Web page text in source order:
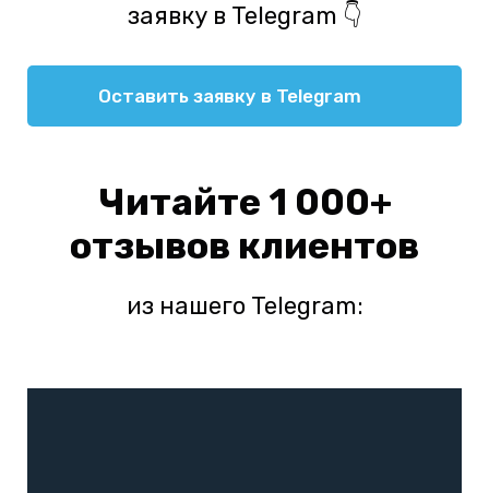
заявку в Telegram 👇
Оставить заявку в Telegram
Читайте 1 000+
отзывов клиентов
из нашего Telegram: